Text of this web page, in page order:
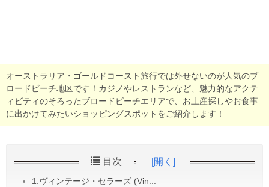
オーストラリア・ゴールドコースト旅行では外せないのが人気のブ
ロードビーチ地区です！カジノやレストランなど、魅力的なアクテ
ィビティのそろったブロードビーチエリアで、お土産探しやお食事
に出かけてみたいショッピングスポットをご紹介します！
目次 [開く]
1.ヴィンテージ・セラーズ (Vin...